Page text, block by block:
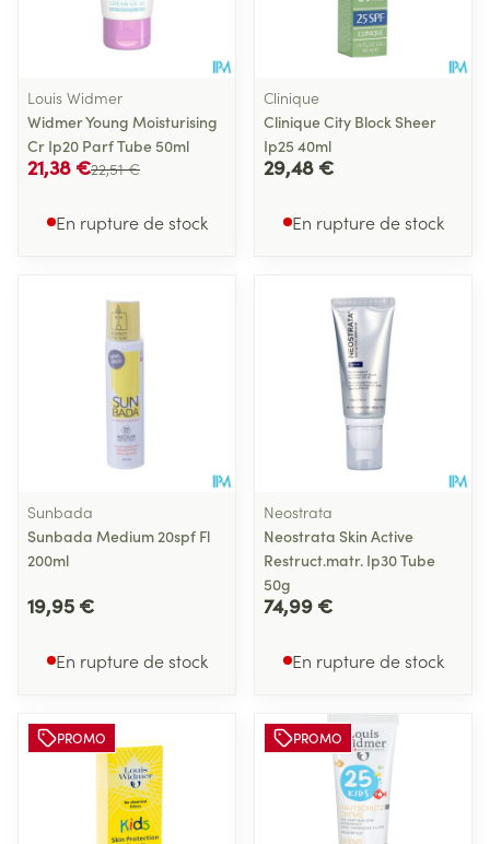
Louis Widmer
Widmer Young Moisturising
Cr Ip20 Parf Tube 50ml
22,51 €
21,38 €
En rupture de stock
Clinique
Clinique City Block Sheer
Ip25 40ml
29,48 €
En rupture de stock
Sunbada
Sunbada Medium 20spf Fl
200ml
19,95 €
En rupture de stock
Neostrata
Neostrata Skin Active
Restruct.matr. Ip30 Tube
50g
74,99 €
En rupture de stock
PROMO PROMO